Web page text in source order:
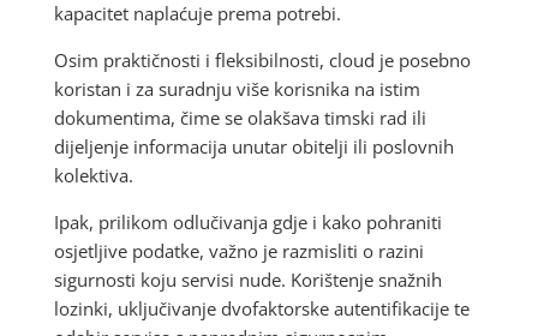
kapacitet naplaćuje prema potrebi.
Osim praktičnosti i fleksibilnosti, cloud je posebno
koristan i za suradnju više korisnika na istim
dokumentima, čime se olakšava timski rad ili
dijeljenje informacija unutar obitelji ili poslovnih
kolektiva.
Ipak, prilikom odlučivanja gdje i kako pohraniti
osjetljive podatke, važno je razmisliti o razini
sigurnosti koju servisi nude. Korištenje snažnih
lozinki, uključivanje dvofaktorske autentifikacije te